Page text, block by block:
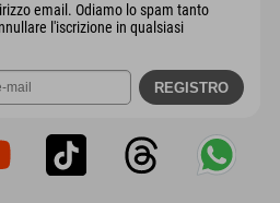
email. Odiamo lo spam tanto
l'iscrizione in qualsiasi